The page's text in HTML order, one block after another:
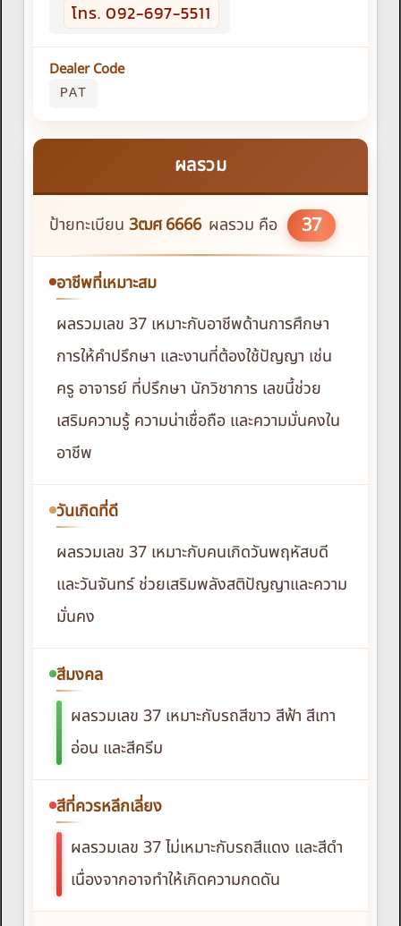
โทร. 092-697-5511
Dealer Code
PAT
ผลรวม
ป้ายทะเบียน 3ฒศ6666 ผลรวม คือ 37
อาชีพที่เหมาะสม
ผลรวมเลข 37 เหมาะกับอาชีพด้านการศึกษา
การให้คำปรึกษา และงานที่ต้องใช้ปัญญา เช่น
ครู อาจารย์ ที่ปรึกษา นักวิชาการ เลขนี้ช่วย
เสริมความรู้ ความน่าเชื่อถือ และความมั่นคงใน
อาชีพ
วันเกิดที่ดี
ผลรวมเลข 37 เหมาะกับคนเกิดวันพฤหัสบดี
และวันจันทร์ ช่วยเสริมพลังสติปัญญาและความ
มั่นคง
สีมงคล
ผลรวมเลข 37 เหมาะกับรถสีขาว สีฟ้า สีเทา
อ่อน และสีครีม
สีที่ควรหลีกเลี่ยง
ผลรวมเลข 37 ไม่เหมาะกับรถสีแดง และสีดำ
เนื่องจากอาจทำให้เกิดความกดดัน